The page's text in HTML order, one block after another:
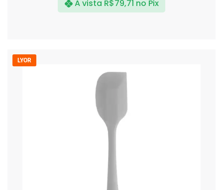
A vista R$79,71 no Pix
LYOR